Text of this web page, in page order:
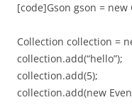
[code]Gson gson = new
Collection collection =
collection.add(“hello”);
collection.add(5);
collection.add(new